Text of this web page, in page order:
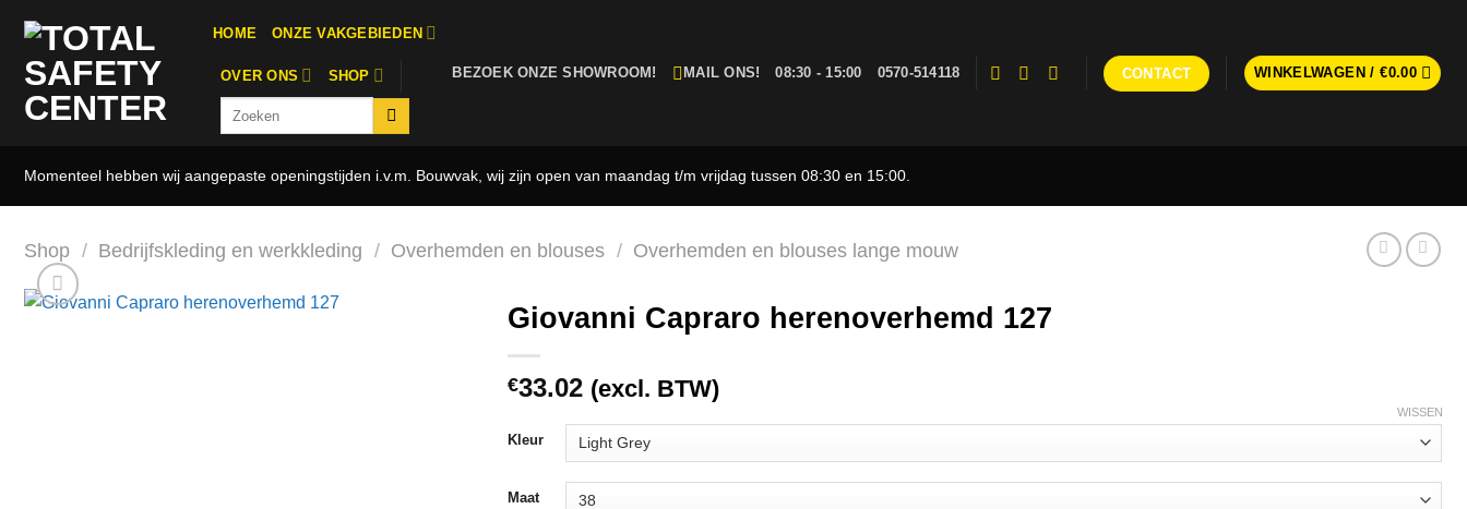
naar
inhoud
HOME ONZE VAKGEBIEDEN
OVER ONS SHOP BEZOEK ONZE SHOWROOM! MAIL ONS! 08:30 - 15:00 0570-514118 CONTACT WINKELWAGEN /€0.00
Momenteel hebben wij aangepaste openingstijden i.v.m. Bouwvak, wij zijn open van maandag t/m vrijdag tussen 08:30 en 15:00.
Shop / Bedrijfskleding en werkkleding / Overhemden en blouses / Overhemden en blouses lange mouw
Giovanni Capraro herenoverhemd 127
€33.02 (excl. BTW)
Kleur
Maat
WISSEN